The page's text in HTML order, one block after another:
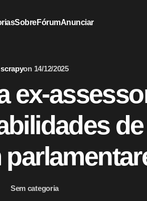
SobreFórumAnunciar
scrapyon 14/12/2025
ex-
Sem categoria